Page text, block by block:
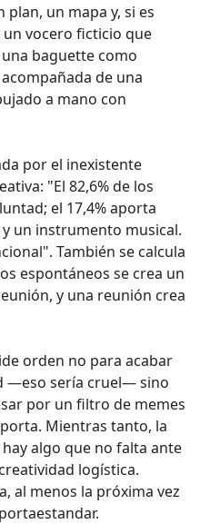
un mapa y, si es
vocero ficticio que
baguette como
de una
a mano con
por el inexistente
"El 82,6% de los
el 17,4% aporta
un instrumento musical.
También se calcula
espontáneos se crea un
y una reunión crea
orden no para acabar
—eso sería cruel— sino
por un filtro de memes
Mientras tanto, la
algo que no falta ante
logística.
al menos la próxima vez